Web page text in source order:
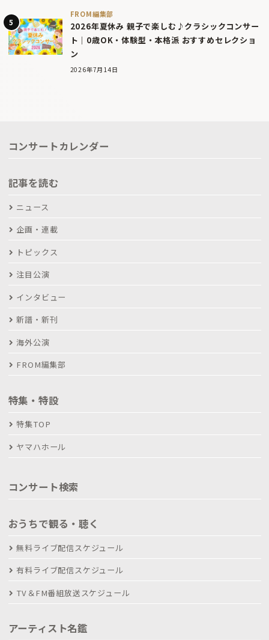
FROM編集部
2026年夏休み 親子で楽しむ♪クラシックコンサー
ト｜0歳OK・体験型・本格派 おすすめセレクショ
ン
2026年7月14日
コンサートカレンダー
記事を読む
ニュース
企画・連載
トピックス
注目公演
インタビュー
新譜・新刊
海外公演
FROM編集部
特集・特設
特集TOP
ヤマハホール
コンサート検索
おうちで観る・聴く
無料ライブ配信スケジュール
有料ライブ配信スケジュール
TV＆FM番組放送スケジュール
アーティスト名鑑